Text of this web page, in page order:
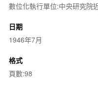
數位化執行單位:中央研究院
日期
1946年7月
格式
頁數:98